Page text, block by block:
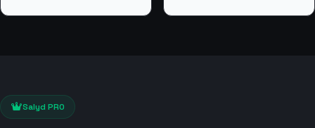
Salyd PRO